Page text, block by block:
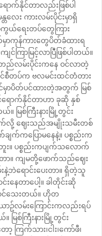
က်နိုင်တာလည်းဖြစ်ပါ
တလေး ကားလမ်းပိုင်းမှာရှိ
ယ်ရေးတပ်တွေကြား
ာကုန်ကားတွေပိတ်ခံထားရ
င်ကြာမြင့်လာပြီဲဖြစ်ပါတယ်။
တည်လမ်းပိုင်းကနေ ဝင်လာတဲ့
စီတပ်က ဗလမင်းထင်တံတား
င်မှာပိတ်ပင်ထားတဲ့အတွက် မြစ်
ရောက်နိုင်တာဟာ ခုဆို နှစ်
။ မြစ်ကြီးနားမြို့တွင်း
က်လို့ ဈေးသည်အမျိုးသမီးတစ်
ျက်ကပြောမနေနဲ့။ ပစ္စည်းက
။ ပစ္စည်းကပျက်သလောက်
တာ။ ကျမတို့ဖောက်သည်ဈေး
ဘဲရောင်းပေးတာ။ ရှိတဲ့သူ
ေတာပေါ့။ ခါတိုင်းဆို
င်သေးတယ်။ ဟိုတ
လမ်းကြောင်းကလည်းရပ်
မြစ်ကြီးနားမြို့တွင်း
ကြက်သား၊ငါး၊ကော်ဖီ၊